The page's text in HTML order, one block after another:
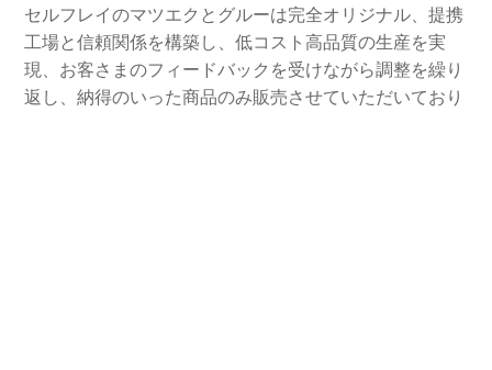
セルフレイのマツエクとグルーは完全オリジナル、提携
工場と信頼関係を構築し、低コスト高品質の生産を実
現、お客さまのフィードバックを受けながら調整を繰り
返し、納得のいった商品のみ販売させていただいており